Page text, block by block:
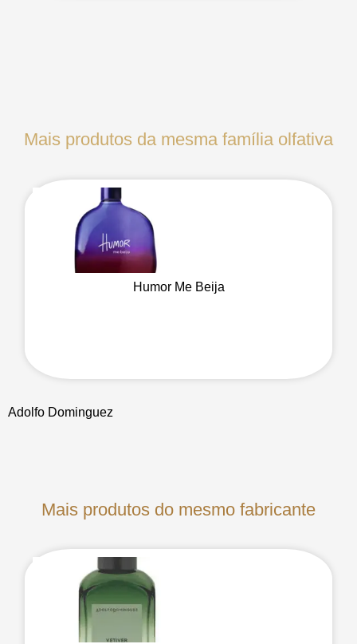
Mais produtos da mesma família olfativa
Humor Me Beija
Adolfo Dominguez
Mais produtos do mesmo fabricante